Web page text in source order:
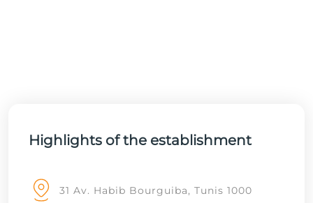
Highlights of the establishment
31 Av. Habib Bourguiba, Tunis 1000